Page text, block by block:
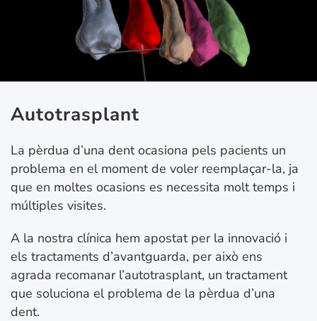
Autotrasplant
La pèrdua d’una dent ocasiona pels pacients un
problema en el moment de voler reemplaçar-la, ja
que en moltes ocasions es necessita molt temps i
múltiples visites.
A la nostra clínica hem apostat per la innovació i
els tractaments d’avantguarda, per això ens
agrada recomanar l’autotrasplant, un tractament
que soluciona el problema de la pèrdua d’una
dent.